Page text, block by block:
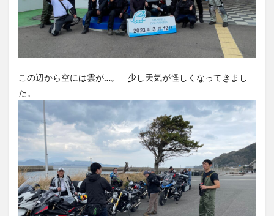
この辺から空には雲が…。 少し天気が怪しくなってきまし
た。